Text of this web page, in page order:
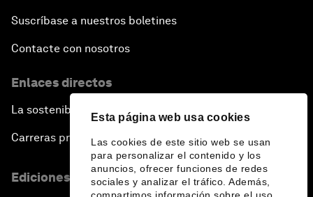
Esta página web usa cookies
Las cookies de este sitio web se usan
para personalizar el contenido y los
anuncios, ofrecer funciones de redes
sociales y analizar el tráfico. Además,
Suscríbase a nuestros boletines
Contacte con nosotros
Enlaces directos
La sostenibilidad en el Foro
Carreras profesionales
Ediciones en otros idiomas